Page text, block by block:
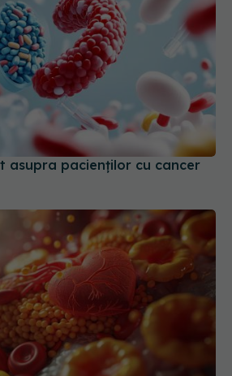
asupra pacienților cu cancer